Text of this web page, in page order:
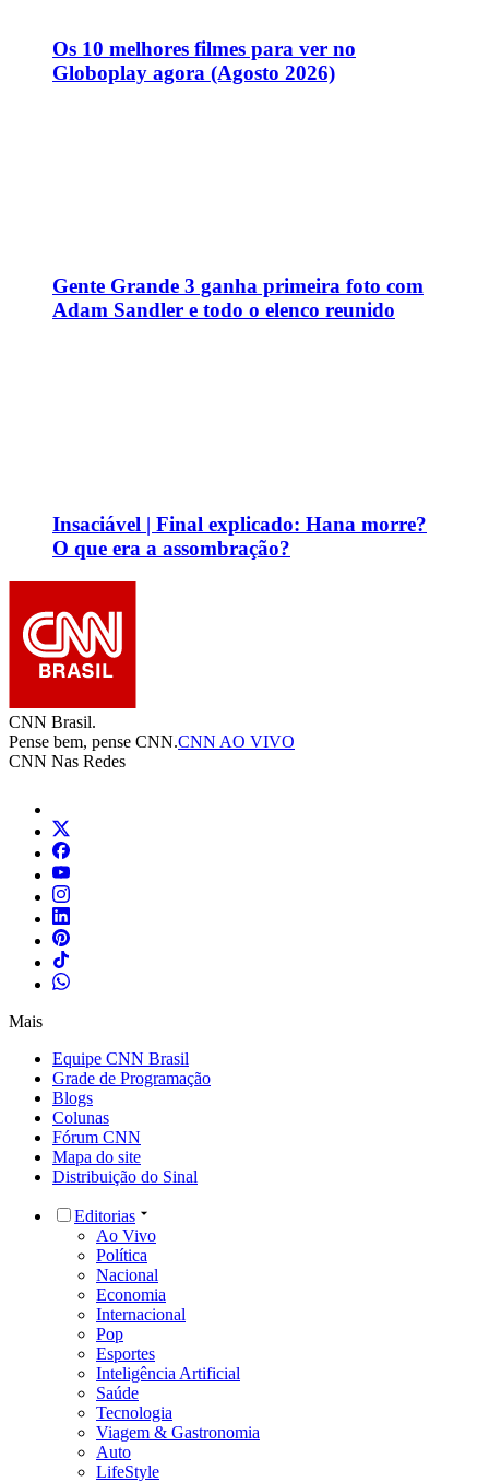
Os 10 melhores filmes para ver no
Globoplay agora (Agosto 2026)
Gente Grande 3 ganha primeira foto com
Adam Sandler e todo o elenco reunido
Insaciável | Final explicado: Hana morre?
O que era a assombração?
CNN Brasil.
Pense bem, pense CNN.CNN AO VIVO
CNN Nas Redes
Mais
Equipe CNN Brasil
Grade de Programação
Blogs
Colunas
Fórum CNN
Mapa do site
Distribuição do Sinal
Editorias
Ao Vivo
Política
Nacional
Economia
Internacional
Pop
Esportes
Inteligência Artificial
Saúde
Tecnologia
Viagem & Gastronomia
Auto
LifeStyle